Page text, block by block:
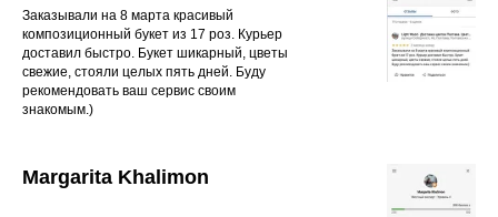
Заказывали на 8 марта красивый
композиционный букет из 17 роз. Курьер
доставил быстро. Букет шикарный, цветы
свежие, стояли целых пять дней. Буду
рекомендовать ваш сервис своим
знакомым.)
Margarita Khalimon